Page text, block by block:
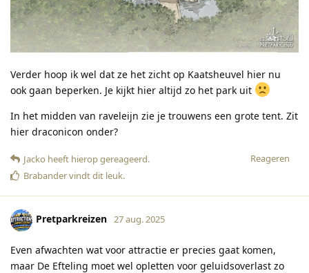
Verder hoop ik wel dat ze het zicht op Kaatsheuvel hier nu
ook gaan beperken. Je kijkt hier altijd zo het park uit
In het midden van raveleijn zie je trouwens een grote tent. Zit
hier draconicon onder?
Reageren
Jacko heeft hierop gereageerd.
Brabandervindt dit leuk.
Pretparkreizen 27 aug. 2025
Even afwachten wat voor attractie er precies gaat komen,
maar De Efteling moet wel opletten voor geluidsoverlast zo